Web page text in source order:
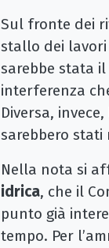
Sul fronte dei
stallo dei lavori
sarebbe stata
interferenza
Diversa,
sarebbero stati
Nella nota si
idrica, che il
punto già
tempo. Per